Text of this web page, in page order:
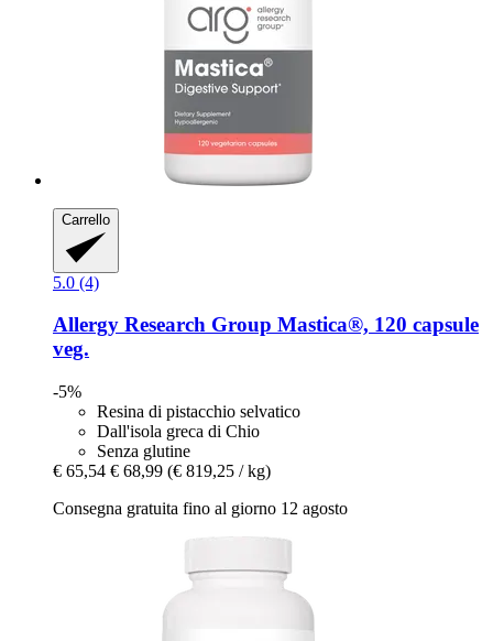
Carrello
5.0 (4)
Allergy Research Group Mastica®, 120 capsule
veg.
-5%
Resina di pistacchio selvatico
Dall'isola greca di Chio
Senza glutine
€ 65,54 € 68,99 (€ 819,25 / kg)
Consegna gratuita fino al giorno 12 agosto